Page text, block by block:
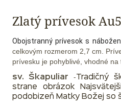
Zlatý prívesok
Obojstranný prívesok s
celkovým rozmerom 2,7 cm.
prívesku je pohyblivé, vhodné na
sv. Škapuliar -Tradičný
strane obrázok
podobizeň Matky Božej so